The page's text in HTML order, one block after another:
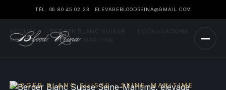
TÉL. 06 80 45 02 23 ELEVAGEBLOODREINA@GMAIL.COM
ACCUEIL BERGER BLANC SUISSE
›
NORMANDIE
› SEINE-MARITIME
BERGER BLANC SUISSE · SEINE-MARITIME